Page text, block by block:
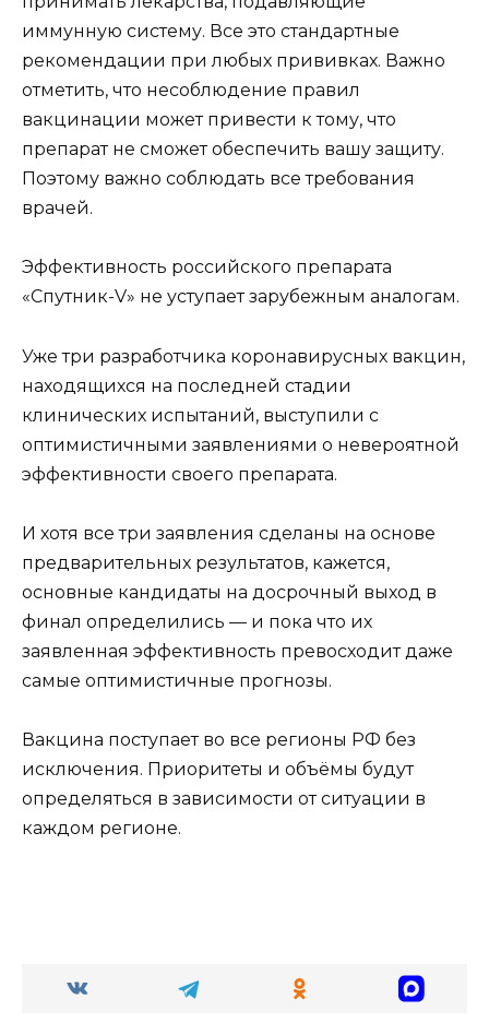
иммунную систему. Все это стандартные
рекомендации при любых прививках. Важно
отметить, что несоблюдение правил
вакцинации может привести к тому, что
препарат не сможет обеспечить вашу защиту.
Поэтому важно соблюдать все требования
врачей.
Эффективность российского препарата
«Спутник-V» не уступает зарубежным аналогам.
Уже три разработчика коронавирусных вакцин,
находящихся на последней стадии
клинических испытаний, выступили с
оптимистичными заявлениями о невероятной
эффективности своего препарата.
И хотя все три заявления сделаны на основе
предварительных результатов, кажется,
основные кандидаты на досрочный выход в
финал определились — и пока что их
заявленная эффективность превосходит даже
самые оптимистичные прогнозы.
Вакцина поступает во все регионы РФ без
исключения. Приоритеты и объёмы будут
определяться в зависимости от ситуации в
каждом регионе.